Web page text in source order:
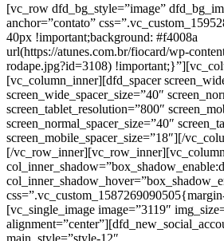
[vc_row dfd_bg_style=”image”
anchor=”contato”
40px !important;background: #f4008a
url(https://atunes.com.br/fiocard/wp-
rodape.jpg?id=3108)
[vc_column_inner][dfd_spacer
screen_wide_spacer_size=”40″
screen_tablet_resolution=”800″
screen_normal_spacer_size=”40″
screen_mobile_spacer_size=”18″][/
[/
[vc_single_image image=”3119″
main_style=”style-12″